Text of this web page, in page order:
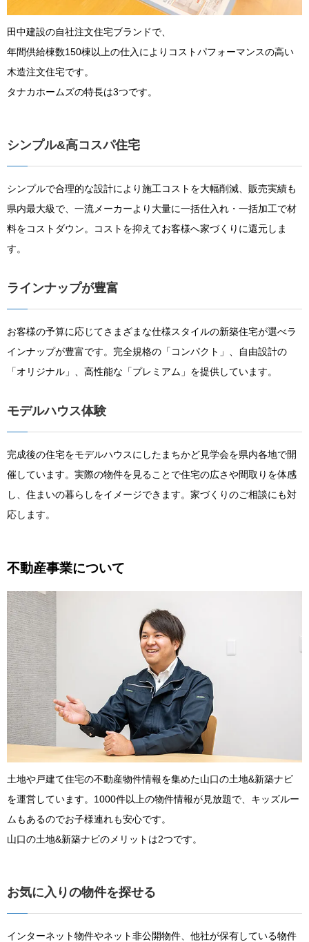
田中建設の自社注文住宅ブランドで、
年間供給棟数150棟以上の仕入によりコストパフォーマンスの高い
木造注文住宅です。
タナカホームズの特長は3つです。
シンプル&高コスパ住宅
シンプルで合理的な設計により施工コストを大幅削減、販売実績も
県内最大級で、一流メーカーより大量に一括仕入れ・一括加工で材
料をコストダウン。コストを抑えてお客様へ家づくりに還元しま
す。
ラインナップが豊富
お客様の予算に応じてさまざまな仕様スタイルの新築住宅が選べラ
インナップが豊富です。完全規格の「コンパクト」、自由設計の
「オリジナル」、高性能な「プレミアム」を提供しています。
モデルハウス体験
完成後の住宅をモデルハウスにしたまちかど見学会を県内各地で開
催しています。実際の物件を見ることで住宅の広さや間取りを体感
し、住まいの暮らしをイメージできます。家づくりのご相談にも対
応します。
不動産事業について
土地や戸建て住宅の不動産物件情報を集めた山口の土地&新築ナビ
を運営しています。1000件以上の物件情報が見放題で、キッズルー
ムもあるのでお子様連れも安心です。
山口の土地&新築ナビのメリットは2つです。
お気に入りの物件を探せる
インターネット物件やネット非公開物件、他社が保有している物件